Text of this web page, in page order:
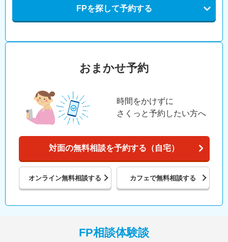
FPを探して予約する
おまかせ予約
時間をかけずに
さくっと予約したい方へ
対面の無料相談を予約する（自宅）
オンライン無料相談する カフェで無料相談する
FP相談体験談